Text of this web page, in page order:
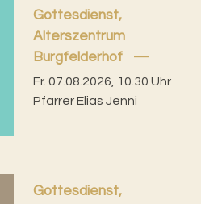
Gottesdienst,
Alterszentrum
Burgfelderhof
Fr. 07.08.2026, 10.30 Uhr
Pfarrer Elias Jenni
Gottesdienst,